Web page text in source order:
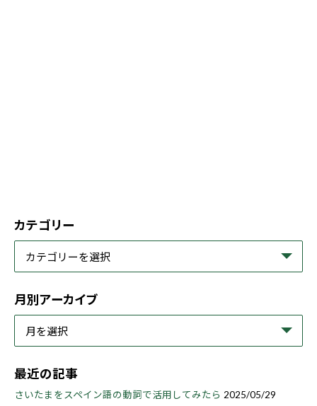
カテゴリー
月別アーカイブ
最近の記事
さいたまをスペイン語の動詞で活用してみたら 2025/05/29